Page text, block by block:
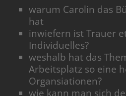
warum Carolin das
hat
inwiefern ist Trauer
Individuelles?
weshalb hat das
Arbeitsplatz so eine
Organsiationen?
wie kann man sich